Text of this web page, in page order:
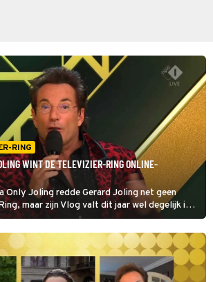
RING
WINT DE TELEVIZIER-RING ONLINE-
Only Joling redde Gerard Joling net geen
maar zijn Vlog valt dit jaar wel degelijk in
met zijn vlog dit jaar de populairste
allemaal.